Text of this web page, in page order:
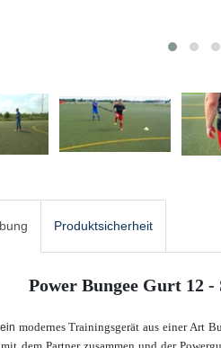
Produktsicherheit
Power Bungee Gurt 12
modernes Trainingsgerät aus einer Art